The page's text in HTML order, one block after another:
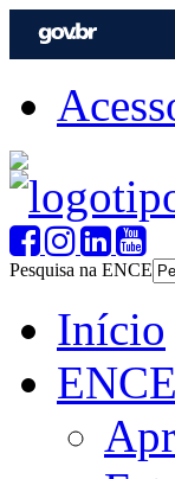
Pesquisa na ENCE
Início
ENCE